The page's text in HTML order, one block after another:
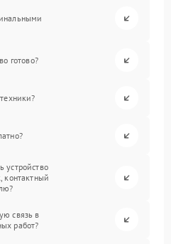
готово?
устройство
контактный
связь в
работ?